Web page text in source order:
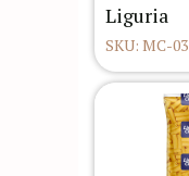
Liguria
SKU: MC-03